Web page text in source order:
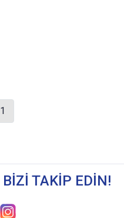
1
BİZİ TAKİP EDİN!